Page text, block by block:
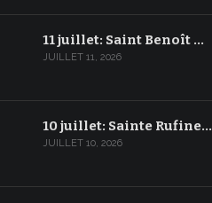
11 juillet: Saint Benoît …
JUILLET 11, 2026
10 juillet: Sainte Rufine…
JUILLET 10, 2026